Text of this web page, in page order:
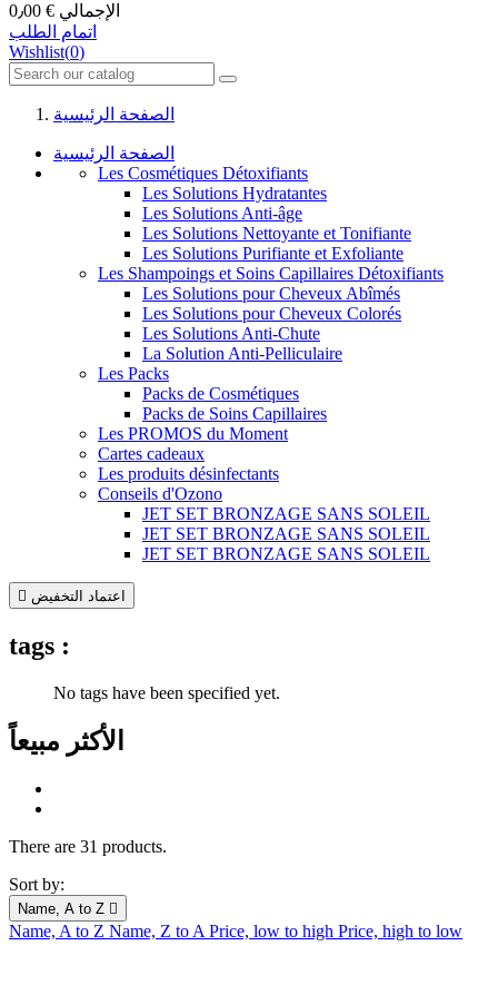
الإجمالي € 0٫00
اتمام الطلب
Wishlist(0)
الصفحة الرئيسية
الصفحة الرئيسية
Les Cosmétiques Détoxifiants
Les Solutions Hydratantes
Les Solutions Anti-âge
Les Solutions Nettoyante et Tonifiante
Les Solutions Purifiante et Exfoliante
Les Shampoings et Soins Capillaires Détoxifiants
Les Solutions pour Cheveux Abîmés
Les Solutions pour Cheveux Colorés
Les Solutions Anti-Chute
La Solution Anti-Pelliculaire
Les Packs
Packs de Cosmétiques
Packs de Soins Capillaires
Les PROMOS du Moment
Cartes cadeaux
Les produits désinfectants
Conseils d'Ozono
JET SET BRONZAGE SANS SOLEIL
JET SET BRONZAGE SANS SOLEIL
JET SET BRONZAGE SANS SOLEIL
 اعتماد التخفيض
tags :
No tags have been specified yet.
الأكثر مبيعاً
There are 31 products.
Sort by:
Name, A to Z 
Name, A to Z Name, Z to A Price, low to high Price, high to low